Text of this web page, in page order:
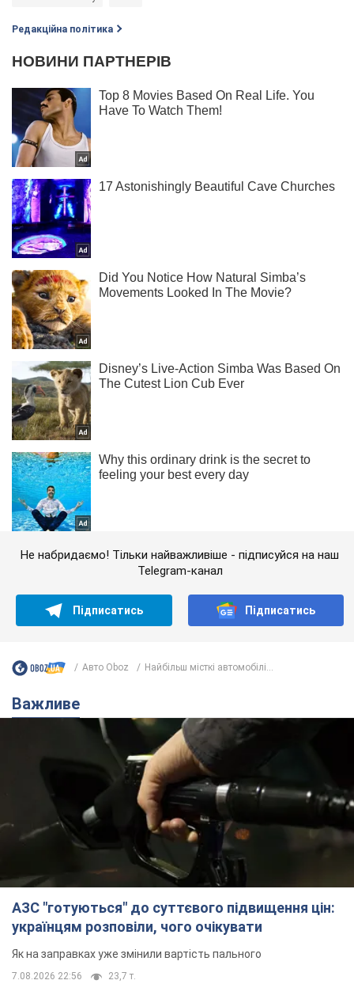
Редакційна політика
Не набридаємо! Тільки найважливіше - підписуйся на наш
Telegram-канал
Підписатись Підписатись
Авто Oboz Найбільш місткі автомобілі...
Важливе
АЗС "готуються" до суттєвого підвищення цін:
українцям розповіли, чого очікувати
Як на заправках уже змінили вартість пального
7.08.2026 22:56 23,7 т.